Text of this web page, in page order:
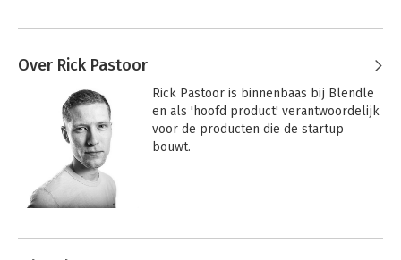
Over Rick Pastoor
Rick Pastoor is binnenbaas bij Blendle
en als 'hoofd product' verantwoordelijk
voor de producten die de startup
bouwt.